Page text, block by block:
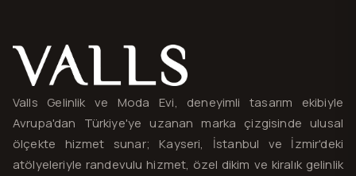
Valls® — site haritası ve iletişim
Valls Gelinlik ve Moda Evi, deneyimli tasarım ekibiyle
Avrupa'dan Türkiye'ye uzanan marka çizgisinde ulusal
ölçekte hizmet sunar; Kayseri, İstanbul ve İzmir'deki
atölyeleriyle randevulu hizmet, özel dikim ve kiralık gelinlik